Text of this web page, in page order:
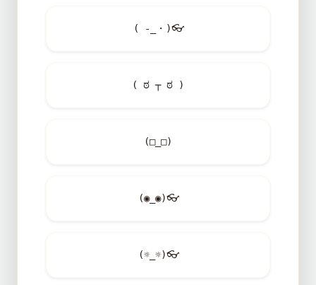
( -_・)👓
( ಠ ┬ ಠ )
(□_□)
(◉_◉)👓
(☼_☼)👓